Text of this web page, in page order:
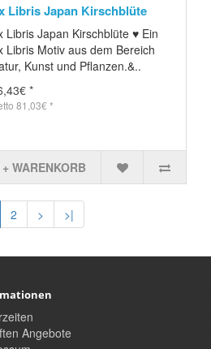
Libris Japan Kirschblüte
Libris Japan Kirschblüte ♥ Ein
Libris Motiv aus dem Bereich
Kunst und Pflanzen.&..
*
81,03€ *
+ WARENKORB
2 > >|
Angebote